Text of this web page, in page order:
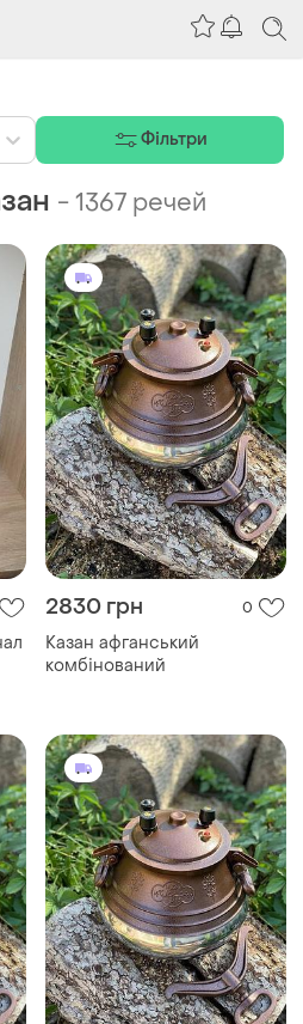
-1367 речей
2830 грн 0
Казан афганський
комбінований
Фільтри